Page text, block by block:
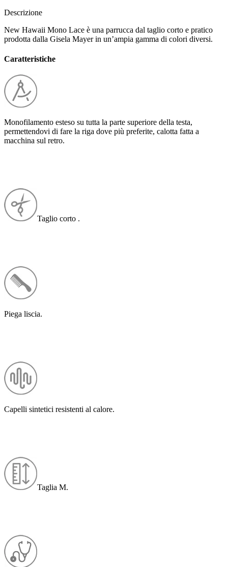
Descrizione
New Hawaii Mono Lace è una parrucca dal taglio corto e pratico
prodotta dalla Gisela Mayer in un’ampia gamma di colori diversi.
Caratteristiche
Monofilamento esteso su tutta la parte superiore della testa,
permettendovi di fare la riga dove più preferite, calotta fatta a
macchina sul retro.
Taglio corto .
Piega liscia.
Capelli sintetici resistenti al calore.
Taglia M.